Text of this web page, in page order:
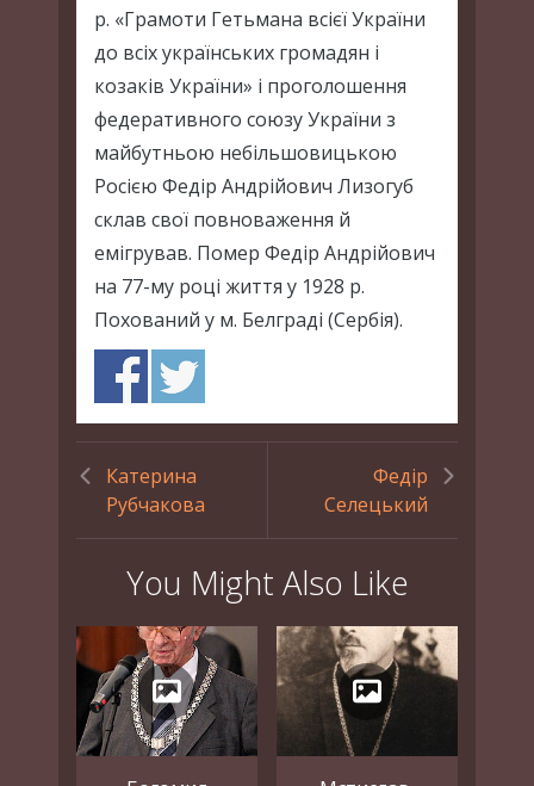
р. «Грамоти Гетьмана всієї України
до всіх українських громадян і
козаків України» і проголошення
федеративного союзу України з
майбутньою небільшовицькою
Росією Федір Андрійович Лизогуб
склав свої повноваження й
емігрував. Помер Федір Андрійович
на 77-му році життя у 1928 р.
Похований у м. Белграді (Сербія).
Катерина
Рубчакова
Федір
Селецький
You Might Also Like